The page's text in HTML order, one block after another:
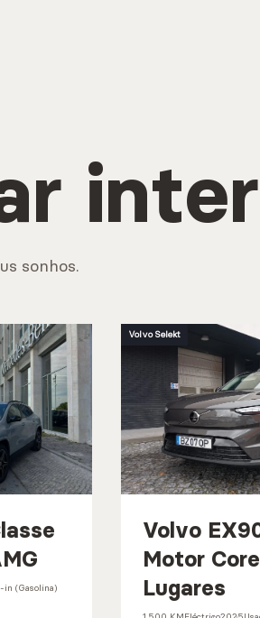
sonhos.
(Gasolina)
Volvo Selekt
Volvo
Motor
Lugares